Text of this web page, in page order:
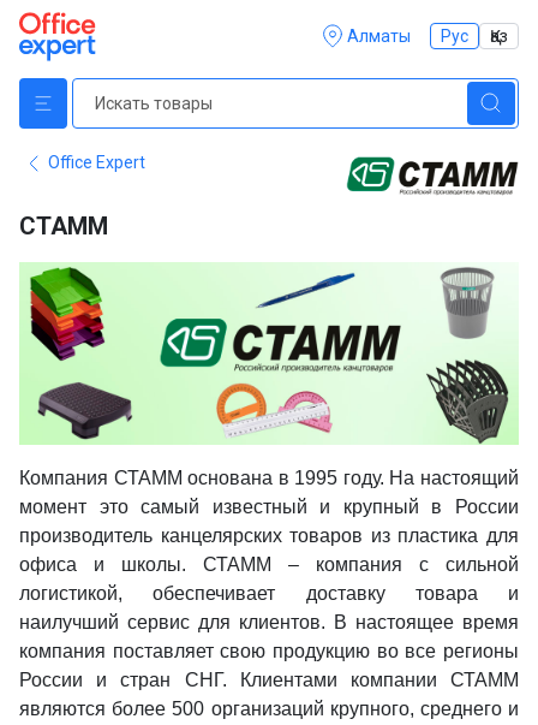
Алматы Рус Қаз
Office Expert
СТАММ
Компания СТАММ основана в 1995 году. На настоящий
момент это самый известный и крупный в России
производитель канцелярских товаров из пластика для
офиса и школы. СТАММ – компания с сильной
логистикой, обеспечивает доставку товара и
наилучший сервис для клиентов. В настоящее время
компания поставляет свою продукцию во все регионы
России и стран СНГ. Клиентами компании СТАММ
являются более 500 организаций крупного, среднего и